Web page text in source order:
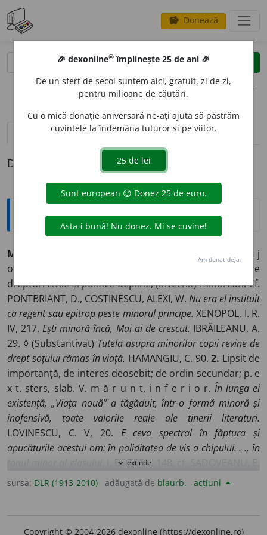
savings Donează
clear
opțiuni
definiții (1) pronunțievolume_up (42)
Definiția cu ID-ul 1328954:
Tezaur
MIN
(Despre persoane, în opoziție cu m a j
o r) Care nu a împlinit vîrsta legală pentru a beneficia de
drepturi civile și politice depline; (învechit) minorean. Cf.
PONTBRIANT, D., COSTINESCU, ALEXI, W. Nu era el instituit
ca regent sau epitrop peste minorul principe. XENOPOL, I. R.
IV, 217.Ești minoră încă, Mai ai de crescut. IBRĂILEANU, A.
29. ◊ (Substantivat) Tutela asupra minorilor copii revine de
drept soțului rămas în viață. HAMANGIU, C. 90. 2. Lipsit de
importanță, de interes deosebit; de ordin secundar; p. e
x t. șters, slab. V. m ă r u n t, i n f e r i o r. În lunga ei
existență, „Viața nouă” a tăgăduit, într-o formă minoră și
inofensivă, toate valorile reale ale tinerii literaturi.
LOVINESCU, C. V, 20. E ceva spectral în făptura și
apucăturile acestui om: în paliditatea de vis a chipului. . ., în
I. BOTEZ, I, 148, cf. SADOVEANU, E.
41, CONTEMP. 1949, nr. 164, 5/5.
Imaginea nouă . . . a unui
expand_more extinde
sursa: DLR (1913-2010) adăugată de blaurb. acțiuni
Copyright © 2004-2026 dexonline (https://dexonline.ro)
🎉 dexonline® împlinește 25 de ani 🎉
De un sfert de secol suntem aici, gratuit, zi de zi,
pentru milioane de căutări.
Cu o mică donație aniversară ne-ați ajuta să păstrăm
cuvintele la îndemâna tuturor și pe viitor.
Am donat deja.